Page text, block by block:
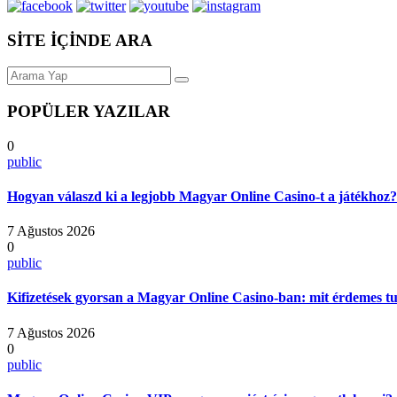
SİTE İÇİNDE ARA
POPÜLER YAZILAR
0
public
Hogyan válaszd ki a legjobb Magyar Online Casino-t a játékhoz?
7 Ağustos 2026
0
public
Kifizetések gyorsan a Magyar Online Casino-ban: mit érdemes
7 Ağustos 2026
0
public